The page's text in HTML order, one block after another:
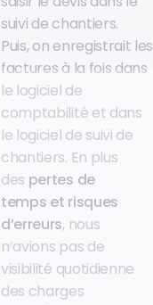
suivi de chantiers.
Puis, on enregistrait les
factures à la fois dans
le logiciel de
comptabilité et dans
le logiciel de suivi de
chantiers. En plus
des pertes de
temps et risques
d’erreurs, nous
n’avions pas de
visibilité quotidienne
des charges